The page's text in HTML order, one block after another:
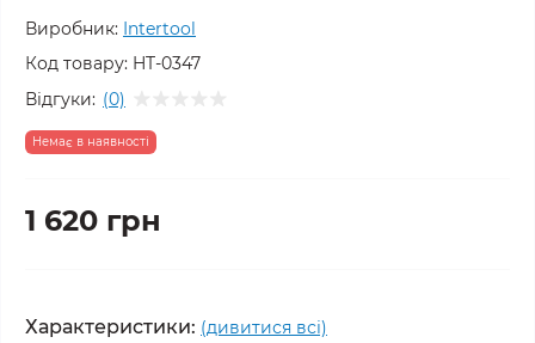
Виробник: Intertool
Код товару: HT-0347
Відгуки: (0)
Немає в наявності
1 620 грн
Характеристики: (дивитися всі)